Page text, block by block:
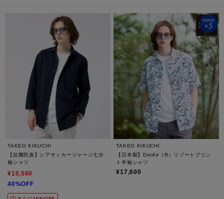
TAKEO KIKUCHI
【抗菌防臭】シアサッカージャージ七分
袖シャツ
¥10,560
40%OFF
TAKEO KIKUCHI
【日本製】DotAir（R）リゾートプリン
ト半袖シャツ
¥17,600